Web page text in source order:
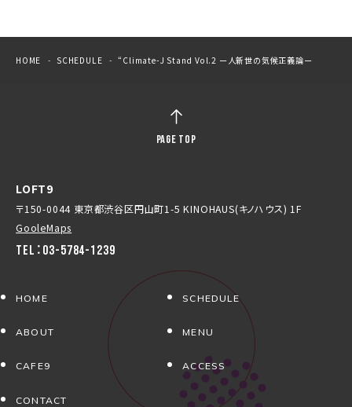
HOME SCHEDULE “Climate-J Stand Vol.2 ー人新世の気候正義論ー
LOFT9
〒150-0044 東京都渋谷区円山町1-5 KINOHAUS(キノハウス) 1F
GooleMaps
TEL：03-5784-1239
HOME SCHEDULE
ABOUT MENU
CAFE9 ACCESS
CONTACT
PAGE TOP